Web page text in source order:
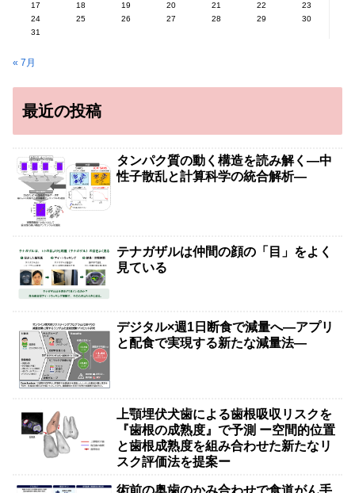
17
18 19 20 21 22
23
24
25 26 27 28 29
30
31
« 7月
最近の投稿
タンパク質の動く構造を読み解く―中
性子散乱と計算科学の統合解析―
テナガザルは仲間の顔の「目」をよく
見ている
デジタル×週1日断食で減量へ―アプリ
と配食で実現する新たな減量法―
上顎埋伏犬歯による歯根吸収リスクを
『歯根の成熟度』で予測 ー空間的位置
と歯根成熟度を組み合わせた新たなリ
スク評価法を提案ー